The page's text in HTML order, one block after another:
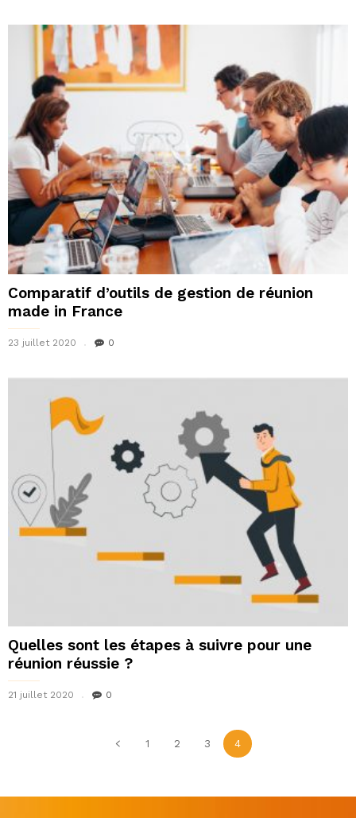
Comparatif d’outils de gestion de réunion
made in France
23 juillet 2020 0
Quelles sont les étapes à suivre pour une
réunion réussie ?
21 juillet 2020 0
1 2 3 4